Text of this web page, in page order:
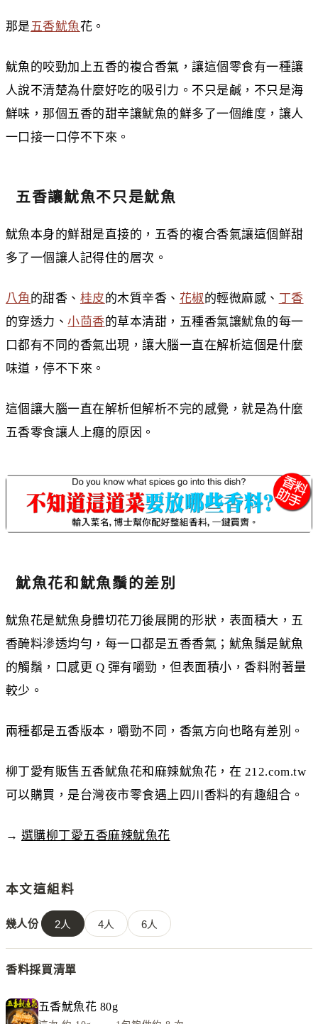
那是五香魷魚花。
魷魚的咬勁加上五香的複合香氣，讓這個零食有一種讓
人說不清楚為什麼好吃的吸引力。不只是鹹，不只是海
鮮味，那個五香的甜辛讓魷魚的鮮多了一個維度，讓人
一口接一口停不下來。
五香讓魷魚不只是魷魚
魷魚本身的鮮甜是直接的，五香的複合香氣讓這個鮮甜
多了一個讓人記得住的層次。
八角 的甜香、 桂皮的木質辛香、 花椒的輕微麻感、 丁香
的穿透力、小茴香的草本清甜，五種香氣讓魷魚的每一
口都有不同的香氣出現，讓大腦一直在解析這個是什麼
味道，停不下來。
這個讓大腦一直在解析但解析不完的感覺，就是為什麼
五香零食讓人上癮的原因。
魷魚花和魷魚鬚的差別
魷魚花是魷魚身體切花刀後展開的形狀，表面積大，五
香醃料滲透均勻，每一口都是五香香氣；魷魚鬚是魷魚
的觸鬚，口感更 Q 彈有嚼勁，但表面積小，香料附著量
較少。
兩種都是五香版本，嚼勁不同，香氣方向也略有差別。
柳丁愛有販售五香魷魚花和麻辣魷魚花，在 212.com.tw
可以購買，是台灣夜市零食遇上四川香料的有趣組合。
→ 選購柳丁愛五香麻辣魷魚花
本文這組料
幾人份 2人 4人 6人
香料採買清單
五香魷魚花 80g